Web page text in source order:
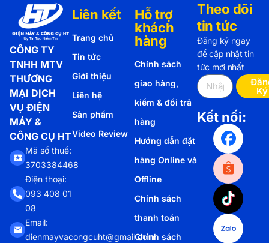
CÔNG TY
TNHH MTV
THƯƠNG
MẠI DỊCH
VỤ ĐIỆN
MÁY &
CÔNG CỤ HT
Mã số thuế:
3703384468
Điện thoại:
093 408 01
08
Email:
dienmayvacongcuht@gmail.com
Liên kết
Trang chủ
Tin tức
Giới thiệu
Liên hệ
Sản phẩm
Video Review
Hỗ trợ
khách
hàng
Chính sách
giao hàng,
kiểm & đổi trả
hàng
Hướng dẫn đặt
hàng Online và
Offline
Chính sách
thanh toán
Chính sách
Theo dõi
tin tức
Đăng ký ngay
để cập nhật tin
tức mới nhất
Ký
Kết nối: